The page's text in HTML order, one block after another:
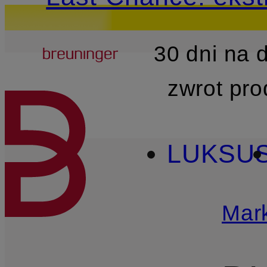
PRZEJDŹ DO GŁÓWNEJ
Breuninger
30 dni na
zwrot